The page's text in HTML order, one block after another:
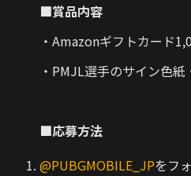
■賞品内容
・Amazonギフトカード
・PMJL選手のサイン色
■応募方法
@PUBGMOBILE_JPをフ